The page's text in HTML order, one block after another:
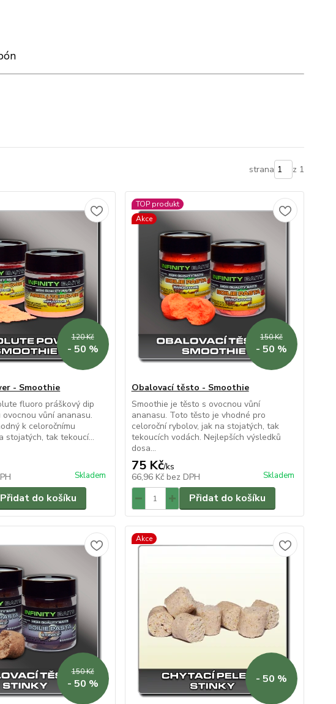
strana z 1
120 Kč
- 50 %
- Smoothie
fluoro práškový dip
vůní ananasu.
k celoročnímu
stojatých, tak tekoucí...
Skladem
Přidat do košíku
TOP produkt
Akce
150 Kč
- 50 %
Obalovací těsto - Smoothie
Smoothie je těsto s ovocnou vůní
ananasu. Toto těsto je vhodné pro
celoroční rybolov, jak na stojatých, tak
tekoucích vodách. Nejlepších výsledků
dosa...
75 Kč/ks
66,96 Kč bez DPH Skladem
Přidat do košíku
150 Kč
- 50 %
Akce
- 50 %